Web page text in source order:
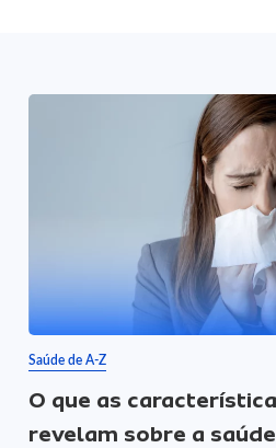
Saúde de A-Z
O que as
revelam sobre a saúde